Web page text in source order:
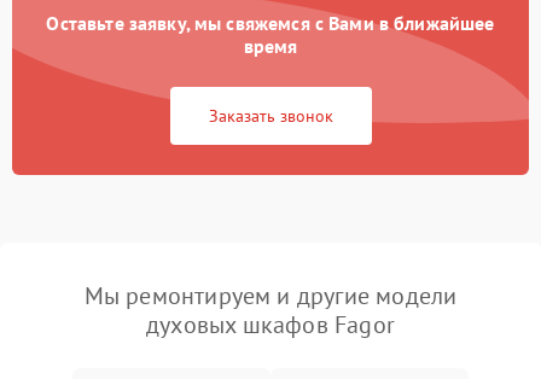
Оставьте заявку, мы свяжемся с Вами в ближайшее
время
Заказать звонок
Мы ремонтируем и другие модели
духовых шкафов Fagor